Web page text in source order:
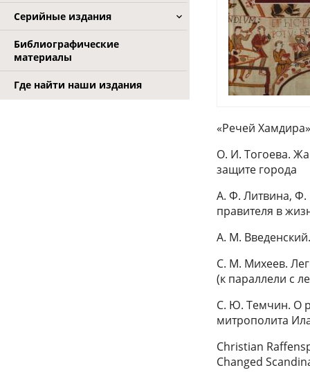
Серийные издания
Библиографические
материалы
Где найти наши издания
«Речей
О. И. Тогоева.
защите города
А. Ф. Литвина, Ф.
правителя в
А. М.
С. М. Михеев.
(к параллели с
С. Ю. Темчин. О
митрополита
Christian
Changed